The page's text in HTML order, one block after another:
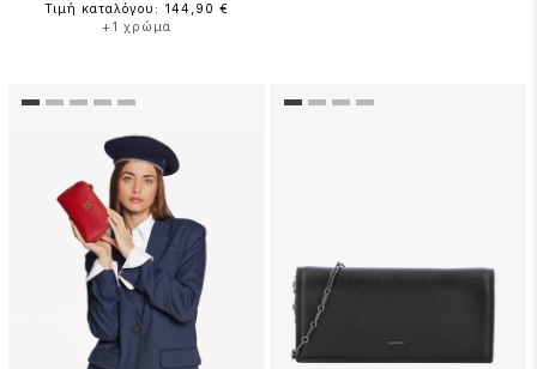
Τιμή καταλόγου: 144,90 €
+1 χρώμα